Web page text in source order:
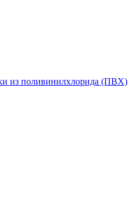
из поливинилхлорида (ПВХ)